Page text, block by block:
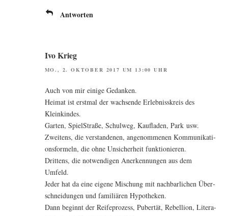
Antworten
Ivo Krieg
MO., 2. OKTOBER 2017 UM 13:00 UHR
Auch von mir eini­ge Gedanken.
Hei­mat ist erst­mal der wach­sen­de Erleb­nis­s­kreis des
Kleinkindes.
Gar­ten, Spiel­Stra­ße, Schul­weg, Kauf­la­den, Park usw.
Zwei­tens, die ver­stan­de­nen, ange­nom­me­nen Kom­mu­ni­ka­ti­
ons­for­meln, die ohne Unsi­cher­heit funktionieren.
Drit­tens, die not­wen­di­gen Aner­ken­nun­gen aus dem
Umfeld.
Jeder hat da eine eige­ne Mischung mit nach­bar­li­chen Über­
schnei­dun­gen und fami­liä­ren Hypotheken.
Dann beginnt der Rei­fe­pro­zess, Puber­tät, Rebel­li­on, Lite­ra­